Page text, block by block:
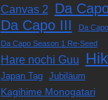
Canvas 2
Da
Da Capo III
Da
Da Capo Season 1 Re-Seed
Hare nochi Guu
Japan Tag Jubiläum
Kagihime Monogatari